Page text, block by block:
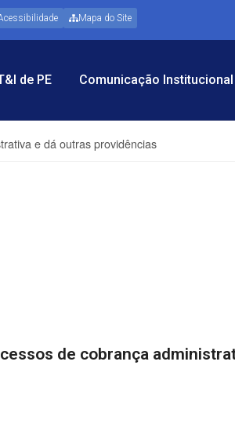
e dá outras providências
Mapa do Site
de PE Comunicação Institucional
de cobrança